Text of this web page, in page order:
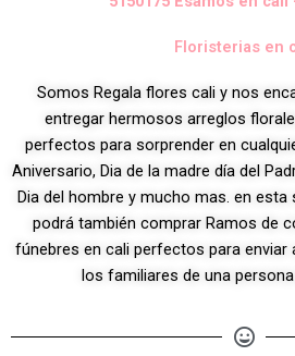
Floristerias en
Somos Regala flores cali y nos
entregar hermosos arreglos
perfectos para sorprender en
Aniversario, Dia de la madre día del
Dia del hombre y mucho mas. en esta
podrá también comprar Ramos de
fúnebres en cali perfectos para enviar
los familiares de una